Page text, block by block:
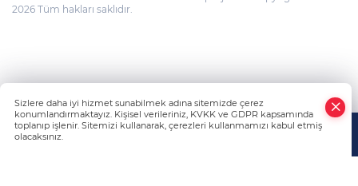
2026 Tüm hakları saklıdır.
Sizlere daha iyi hizmet sunabilmek adına sitemizde çerez
konumlandırmaktayız. Kişisel verileriniz, KVKK ve GDPR kapsamında
toplanıp işlenir. Sitemizi kullanarak, çerezleri kullanmamızı kabul etmiş
olacaksınız.